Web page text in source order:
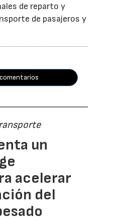
de reparto y
de pasajeros y
un
acelerar
del